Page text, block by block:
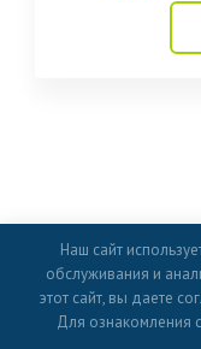
Вид крыши
Наш сайт
обслуживания и
этот сайт, вы даете
Для ознакомления